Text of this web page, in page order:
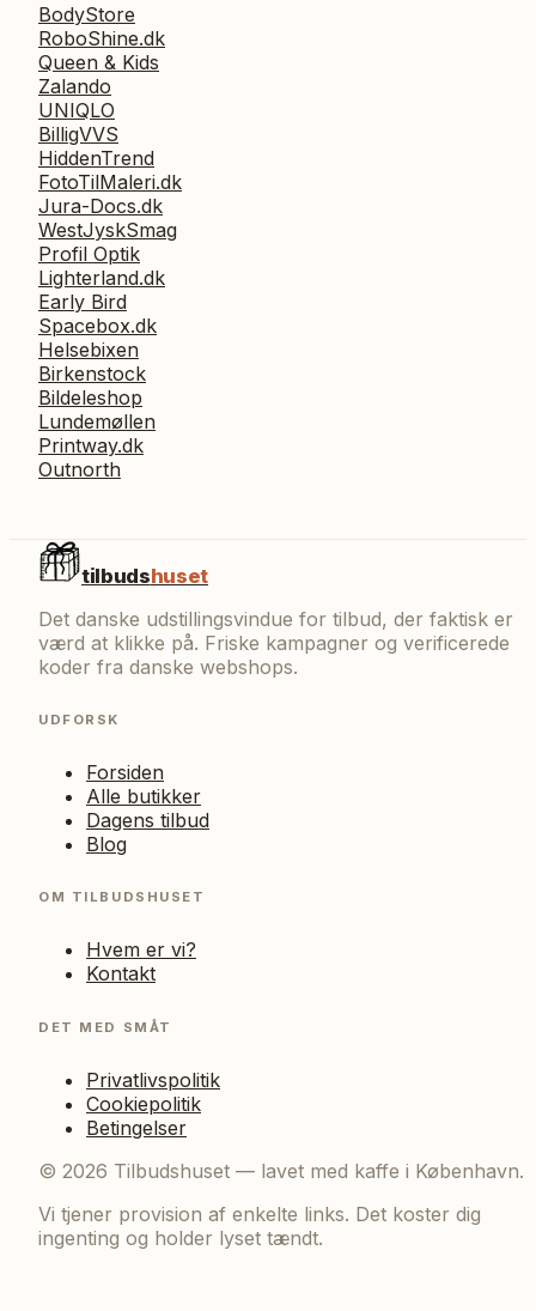
BodyStore
RoboShine.dk
Queen & Kids
Zalando
UNIQLO
BilligVVS
HiddenTrend
FotoTilMaleri.dk
Jura-Docs.dk
WestJyskSmag
Profil Optik
Lighterland.dk
Early Bird
Spacebox.dk
Helsebixen
Birkenstock
Bildeleshop
Lundemøllen
Printway.dk
Outnorth
tilbudshuset
Det danske udstillingsvindue for tilbud, der faktisk er
værd at klikke på. Friske kampagner og verificerede
koder fra danske webshops.
UDFORSK
Forsiden
Alle butikker
Dagens tilbud
Blog
OM TILBUDSHUSET
Hvem er vi?
Kontakt
DET MED SMÅT
Privatlivspolitik
Cookiepolitik
Betingelser
© 2026 Tilbudshuset — lavet med kaffe i København.
Vi tjener provision af enkelte links. Det koster dig
ingenting og holder lyset tændt.